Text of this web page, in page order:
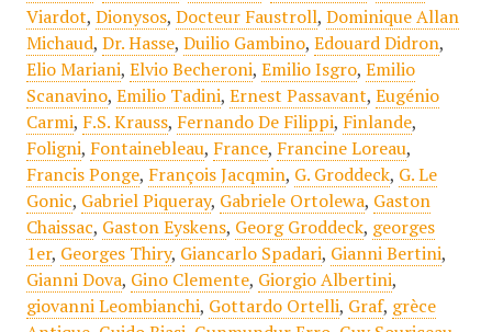
Viardot, Dionysos, Docteur Faustroll, Dominique Allan
Michaud, Dr. Hasse, Duilio Gambino, Edouard Didron,
Elio Mariani, Elvio Becheroni, Emilio Isgro, Emilio
Scanavino, Emilio Tadini, Ernest Passavant, Eugénio
Carmi, F.S. Krauss, Fernando De Filippi, Finlande,
Foligni, Fontainebleau, France, Francine Loreau,
Francis Ponge, François Jacqmin, G. Groddeck, G. Le
Gonic, Gabriel Piqueray, Gabriele Ortolewa, Gaston
Chaissac, Gaston Eyskens, Georg Groddeck, georges
1er, Georges Thiry, Giancarlo Spadari, Gianni Bertini,
Gianni Dova, Gino Clemente, Giorgio Albertini,
giovanni Leombianchi, Gottardo Ortelli, Graf, grèce